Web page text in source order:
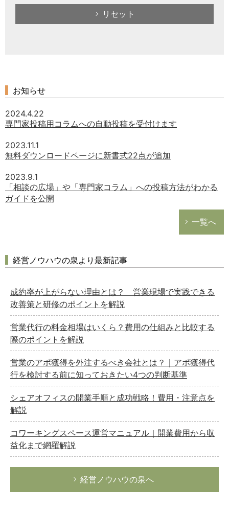
リセット
お知らせ
2024.4.22
専門家投稿用コラムへの自動投稿を受付けます
2023.11.1
無料ダウンロードページに新書式22点が追加
2023.9.1
「相談の広場」や「専門家コラム」への投稿方法がわかる
ガイドを公開
一覧へ
経営ノウハウの泉より最新記事
成約率が上がらない理由とは？ 営業現場で実践できる
改善策と研修のポイントを解説
営業代行の料金相場はいくら？費用の仕組みと比較する
際のポイントを解説
営業のアポ獲得を外注するべき会社とは？｜アポ獲得代
行を検討する前に知っておきたい4つの判断基準
シェアオフィスの開業手順と成功戦略！費用・注意点を
解説
コワーキングスペース運営マニュアル｜開業費用から収
益化まで網羅解説
経営ノウハウの泉へ